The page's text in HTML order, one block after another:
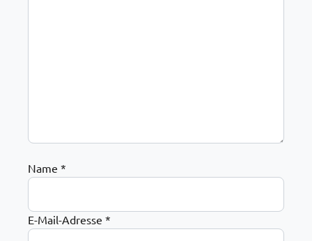
Name *
E-Mail-Adresse *